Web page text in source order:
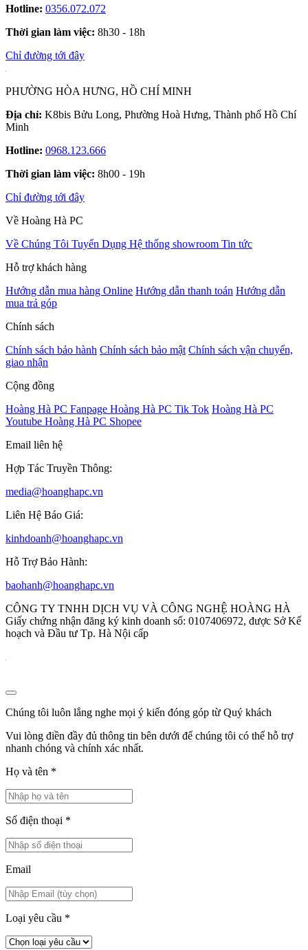
Hotline: 0356.072.072
Thời gian làm việc: 8h30 - 18h
Chỉ đường tới đây
PHƯỜNG HÒA HƯNG, HỒ CHÍ MINH
Địa chỉ: K8bis Bửu Long, Phường Hoà Hưng, Thành phố Hồ Chí
Minh
Hotline: 0968.123.666
Thời gian làm việc: 8h00 - 19h
Chỉ đường tới đây
Về Hoàng Hà PC
Về Chúng Tôi Tuyển Dụng Hệ thống showroom Tin tức
Hỗ trợ khách hàng
Hướng dẫn mua hàng Online Hướng dẫn thanh toán Hướng dẫn
mua trả góp
Chính sách
Chính sách bảo hành Chính sách bảo mật Chính sách vận chuyển,
giao nhận
Cộng đồng
Hoàng Hà PC Fanpage Hoàng Hà PC Tik Tok Hoàng Hà PC
Youtube Hoàng Hà PC Shopee
Email liên hệ
Hợp Tác Truyền Thông:
media@hoanghapc.vn
Liên Hệ Báo Giá:
kinhdoanh@hoanghapc.vn
Hỗ Trợ Bảo Hành:
baohanh@hoanghapc.vn
CÔNG TY TNHH DỊCH VỤ VÀ CÔNG NGHỆ HOÀNG HÀ
Giấy chứng nhận đăng ký kinh doanh số: 0107406972, được Sở Kế
hoạch và Đầu tư Tp. Hà Nội cấp
Chúng tôi luôn lắng nghe mọi ý kiến đóng góp từ Quý khách
Vui lòng điền đầy đủ thông tin bên dưới để chúng tôi có thể hỗ trợ
nhanh chóng và chính xác nhất.
Họ và tên *
Số điện thoại *
Email
Loại yêu cầu *